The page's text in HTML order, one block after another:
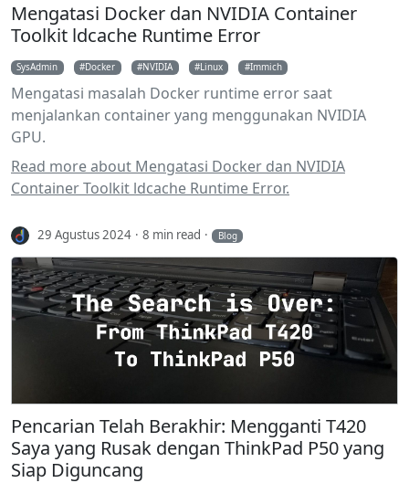
Mengatasi Docker dan NVIDIA Container
Toolkit ldcache Runtime Error
SysAdmin Docker NVIDIA Linux Immich
Mengatasi masalah Docker runtime error saat
menjalankan container yang menggunakan NVIDIA
GPU.
Read more about Mengatasi Docker dan NVIDIA
Container Toolkit ldcache Runtime Error.
29 Agustus 2024 8 min read Blog
Pencarian Telah Berakhir: Mengganti T420
Saya yang Rusak dengan ThinkPad P50 yang
Siap Diguncang